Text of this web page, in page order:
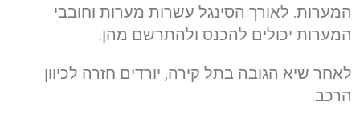
המערות. לאורך הסינגל עשרות מערות וחובבי
המערות יכולים להכנס ולהתרשם מהן.
לאחר שיא הגובה בתל קירה, יורדים חזרה לכיוון
הרכב.